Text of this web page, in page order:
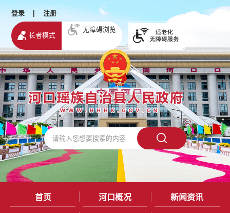
登录 | 注册
长者模式
无障碍浏览
首页 河口概况 新闻资讯